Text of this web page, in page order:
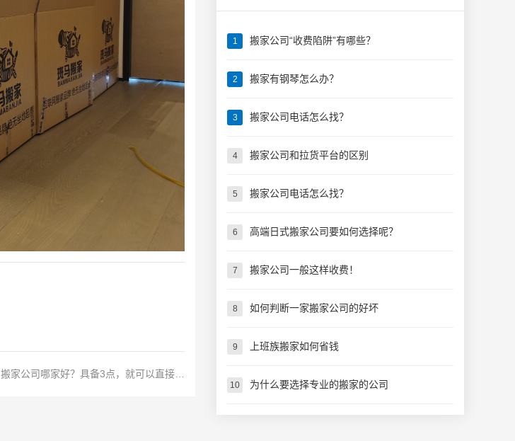
搬家公司哪家好？具备3点，就可以直接选择
1 搬家公司“收费陷阱”有哪些？
2 搬家有钢琴怎么办？
3 搬家公司电话怎么找？
4 搬家公司和拉货平台的区别
5 搬家公司电话怎么找？
6 高端日式搬家公司要如何选择呢？
7 搬家公司一般这样收费！
8 如何判断一家搬家公司的好坏
9 上班族搬家如何省钱
10 为什么要选择专业的搬家的公司